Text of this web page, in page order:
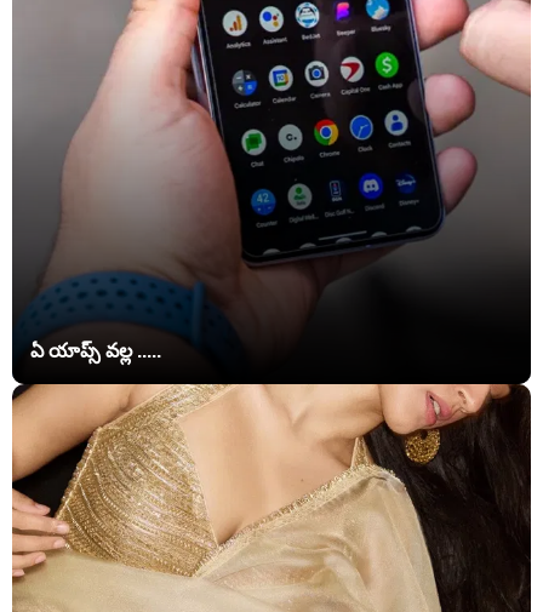
ఏ యాప్స్‌ వల్ల .....